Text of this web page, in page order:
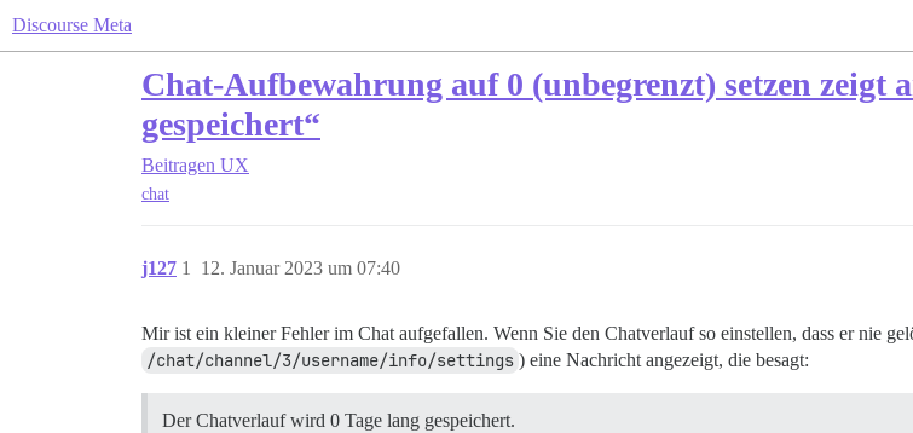
Discourse Meta
Chat-Aufbewahrung auf 0 (unbegrenzt) setzen zeigt
gespeichert“
Beitragen UX
chat
j127 12. Januar 2023 um 07:40
1
Mir ist ein kleiner Fehler im Chat aufgefallen. Wenn Sie den Chatverlauf so einstellen, dass er nie
/chat/channel/3/username/info/settings ) eine Nachricht angezeigt, die besagt:
Der Chatverlauf wird 0 Tage lang gespeichert.